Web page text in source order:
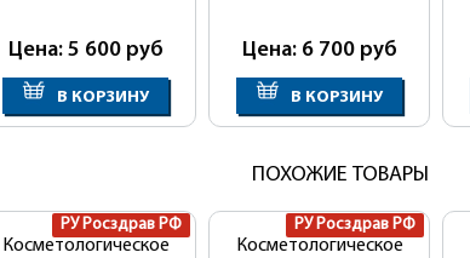
Цена: 5 600 руб
В КОРЗИНУ
Цена: 6 700 руб
В КОРЗИНУ
ПОХОЖИЕ ТОВАРЫ
РУ Росздрав РФ
Косметологическое
РУ Росздрав РФ
Косметологическое